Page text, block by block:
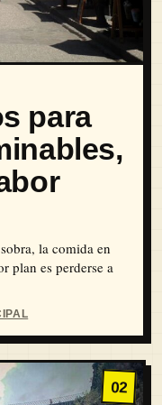
para
la comida en
plan es perderse a
02